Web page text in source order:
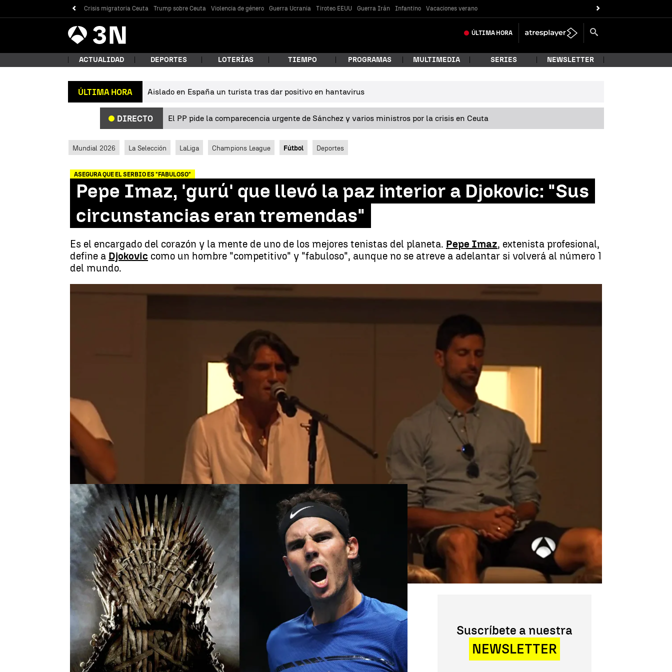
Crisis migratoria Ceuta Trump sobre Ceuta Violencia de género Guerra Ucrania Tiroteo EEUU Guerra Irán Infantino Vacaciones verano
Antena
3 Noticias ÚLTIMA HORA
¿Qué estás buscando?
Buscar
ACTUALIDAD DEPORTES LOTERÍAS TIEMPO PROGRAMAS MULTIMEDIA SERIES NEWSLETTER
ÚLTIMA HORA Aislado en España un turista tras dar positivo en hantavirus
DIRECTO El PP pide la comparecencia urgente de Sánchez y varios ministros por la crisis en Ceuta
Mundial 2026 La Selección LaLiga Champions League Fútbol Deportes
ASEGURA QUE EL SERBIO ES "FABULOSO"
Pepe Imaz, 'gurú' que llevó la paz interior a Djokovic: "Sus
circunstancias eran tremendas"
Es el encargado del corazón y la mente de uno de los mejores tenistas del planeta. Pepe Imaz, extenista profesional,
define a Djokovic como un hombre "competitivo" y "fabuloso", aunque no se atreve a adelantar si volverá al número 1
del mundo.
Antena 3 Noticias
Publicado: 06 de diciembre de 2017, 17:32 WhatsappFacebook
X Linkedin
Rafa Nadal desvela quién es su personaje favorito de Juego de Tronos: "Le tendría a mi lado" |
Boris Becker Tenis Djokovic
Suscríbete a nuestra
NEWSLETTER